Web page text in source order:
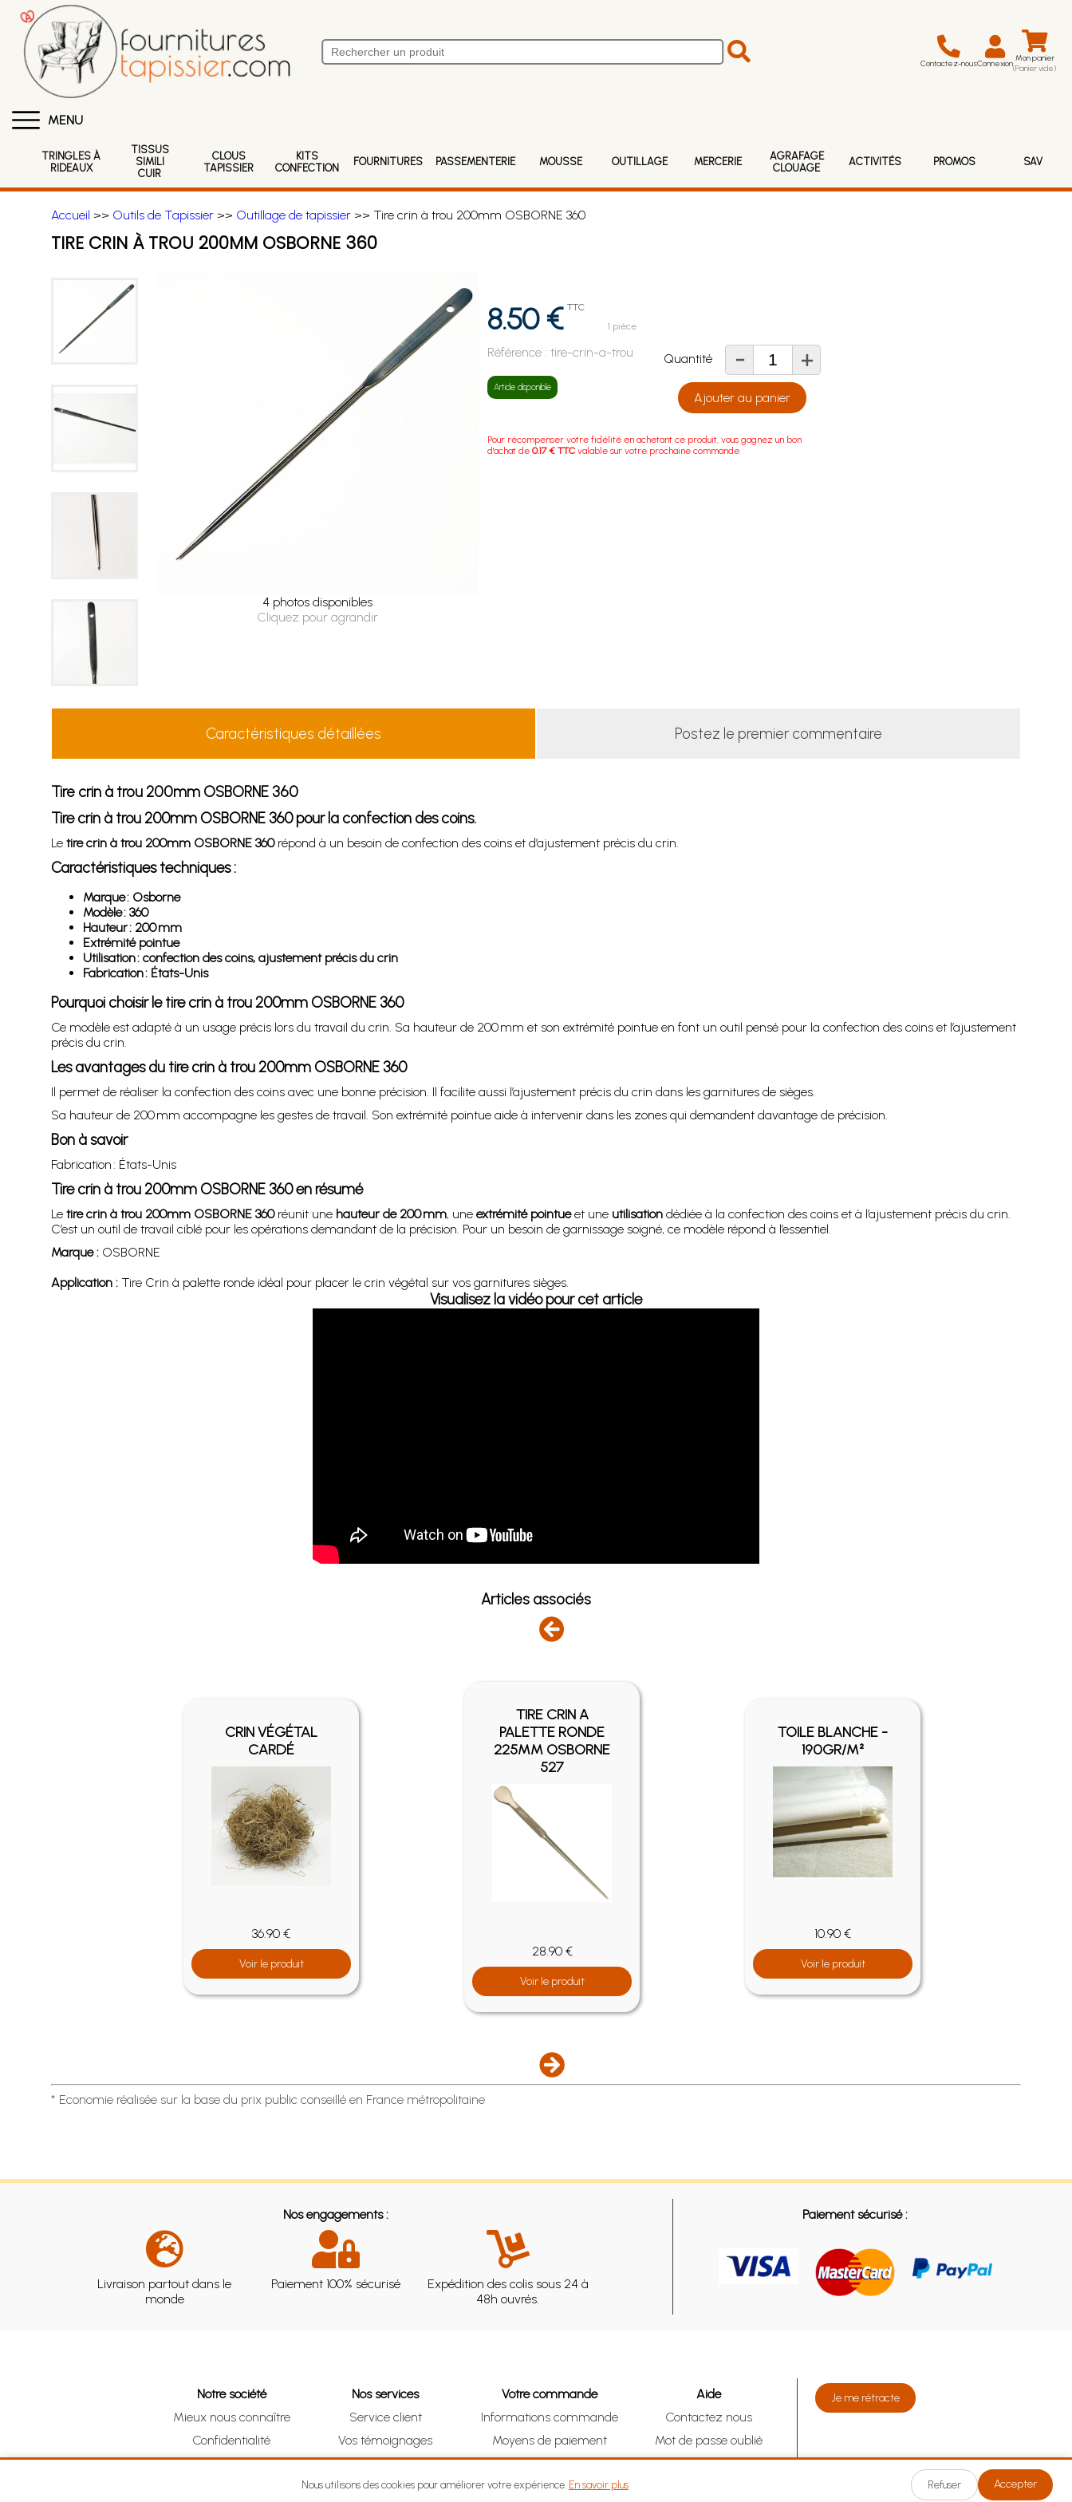
Contactez-nousConnexion Mon panier
(Panier vide)
MENU
TRINGLES À
RIDEAUX
TISSUS
SIMILI
CUIR
CLOUS
TAPISSIER
KITS
CONFECTION
FOURNITURES PASSEMENTERIE MOUSSE OUTILLAGE MERCERIE
AGRAFAGE
CLOUAGE
ACTIVITÉS PROMOS SAV
Accueil >> Outils de Tapissier>> Outillage de tapissier>> Tire crin à trou 200mm OSBORNE 360
TIRE CRIN À TROU 200MM OSBORNE 360
4 photos disponibles
Cliquez pour agrandir
8.50 € TTC
1 pièce
Référence :tire-crin-a-trou
Article disponible
Quantité - +
Ajouter au panier
Pour récompenser votre fidélité en achetant ce produit, vous gagnez un bon
d'achat de0.17 € TTC valable sur votre prochaine commande.
Caractéristiques détaillées Postez le premier commentaire
Tire crin à trou 200mm OSBORNE 360
Tire crin à trou 200mm OSBORNE 360 pour la confection des coins.
Le tire crin à trou 200mm OSBORNE 360répond à un besoin de confection des coins et d’ajustement précis du crin.
Caractéristiques techniques :
Marque : Osborne
Modèle : 360
Hauteur : 200 mm
Extrémité pointue
Utilisation : confection des coins, ajustement précis du crin
Fabrication : États-Unis
Pourquoi choisir le tire crin à trou 200mm OSBORNE 360
Ce modèle est adapté à un usage précis lors du travail du crin. Sa hauteur de 200 mm et son extrémité pointue en font un outil pensé pour la confection des coins et l’ajustement
précis du crin.
Les avantages du tire crin à trou 200mm OSBORNE 360
Il permet de réaliser la confection des coins avec une bonne précision. Il facilite aussi l’ajustement précis du crin dans les garnitures de sièges.
Sa hauteur de 200 mm accompagne les gestes de travail. Son extrémité pointue aide à intervenir dans les zones qui demandent davantage de précision.
Bon à savoir
Fabrication : États-Unis
Tire crin à trou 200mm OSBORNE 360 en résumé
Le tire crin à trou 200mm OSBORNE 360réunit une hauteur de 200 mm, une extrémité pointueet une utilisationdédiée à la confection des coins et à l’ajustement précis du crin.
C’est un outil de travail ciblé pour les opérations demandant de la précision. Pour un besoin de garnissage soigné, ce modèle répond à l’essentiel.
Marque :OSBORNE
Application :Tire Crin à palette ronde idéal pour placer le crin végétal sur vos garnitures sièges.
Visualisez la vidéo pour cet article
Articles associés
CRIN VÉGÉTAL
CARDÉ
36.90 €
Voir le produit
TIRE CRIN A
PALETTE RONDE
225MM OSBORNE
527
28.90 €
Voir le produit
TOILE BLANCHE -
190GR/M²
10.90 €
Voir le produit
* Economie réalisée sur la base du prix public conseillé en France métropolitaine
Nos engagements :
Livraison partout dans le
monde
Paiement 100% sécurisé
Expédition des colis sous 24 à
48h ouvrés.
Paiement sécurisé :
Notre société
Mieux nous connaître
Confidentialité
CGV
Nos services
Service client
Vos témoignages
Clic & Collect (DRIVE)
Votre commande
Informations commande
Moyens de paiement
Suivre vos achats
Aide
Contactez nous
Mot de passe oublié
Je me rétracte
Je me rétracte
Nous utilisons des cookies pour améliorer votre expérience. En savoir plus Refuser Accepter